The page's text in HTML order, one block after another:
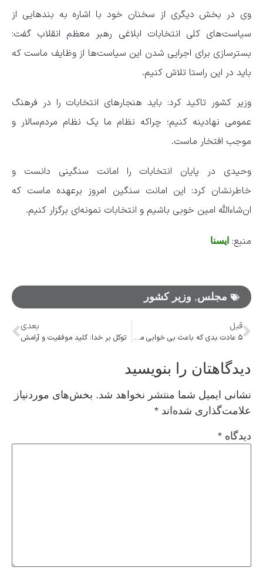
وی در بخش دیگری از سخنان خود با اشاره به بندهایی از
سیاست‌های کلی انتخابات ابلاغی رهبر معظم انقلاب گفت:
بسترسازی برای اجرایی شدن این سیاست‌ها از وظایف ماست که
باید در این راستا تلاش کنیم.
وزیر کشور تاکید کرد: باید هنجارهای انتخابات را در فرهنگ
عمومی نهادینه کنیم؛ چراکه نظام ما یک نظام مردم‌سالار و
موجب افتخار ماست.
وحیدی در پایان انتخابات را امانت سنگینی دانست و
خاطرنشان کرد: این امانت سنگین امروز برعهده ماست که
ان‌شاءالله امین خوبی باشیم و انتخابات نمونه‌ای برگزار کنیم.
منبع: ایسنا
مجلس, وزیر کشور
قبل
۵ عادت بدی که باعث بی‌ خوابی می‌شود
بعدی
توکل بر خدا: کلید موفقیت و آرامش
دیدگاهتان را بنویسید
نشانی ایمیل شما منتشر نخواهد شد. بخش‌های موردنیاز
علامت‌گذاری شده‌اند *
دیدگاه *